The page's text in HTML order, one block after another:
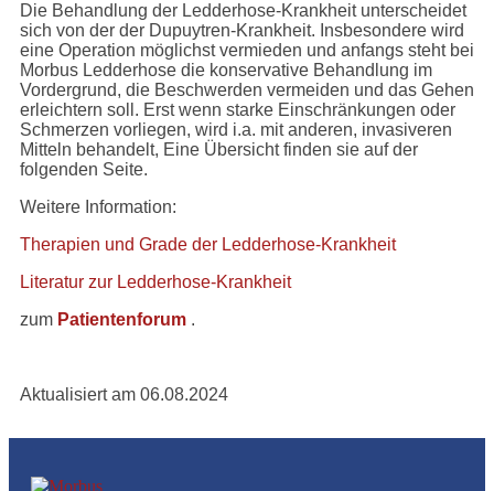
Die Behandlung der Ledderhose-Krankheit unterscheidet
sich von der der Dupuytren-Krankheit. Insbesondere wird
eine Operation möglichst vermieden und anfangs steht bei
Morbus Ledderhose die konservative Behandlung im
Vordergrund, die Beschwerden vermeiden und das Gehen
erleichtern soll. Erst wenn starke Einschränkungen oder
Schmerzen vorliegen, wird i.a. mit anderen, invasiveren
Mitteln behandelt, Eine Übersicht finden sie auf der
folgenden Seite.
Weitere Information:
Therapien und Grade der Ledderhose-Krankheit
Literatur zur Ledderhose-Krankheit
zum Patientenforum .
Aktualisiert am 06.08.2024